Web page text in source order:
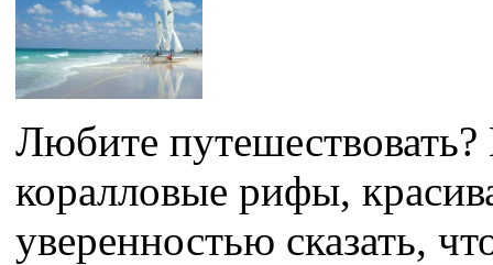
Любите
коралловые рифы,
уверенностью сказать,